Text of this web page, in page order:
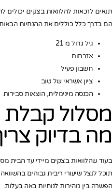
תנאים לזכאות להלוואות בצקים יכולים
הם בדרך כלל כוללים את ההנחיות
גיל גדול מ 21
אזרחות
חשבון פעיל
ציון אשראי של טוב
הכנסה מינימלית, הוצאות סבירות
מסלול קבלת
מה בדיוק
בעוד שהלוואות בצקים מיידי עד הבית
תוכל לנצל שיעורי ריבית גבוהים
הפשרה בין מהירות לנוחיות באה בעלות.